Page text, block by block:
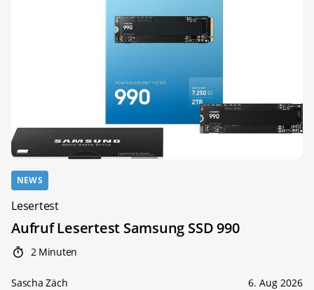
NEWS
Lesertest
Aufruf Lesertest Samsung SSD 990
2 Minuten
Sascha Zäch 6. Aug 2026